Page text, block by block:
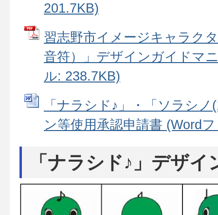
201.7KB)
習志野市イメージキャラク
音符）」デザインガイドマ
ル: 238.7KB)
「ナラシド♪」・「ソラシ
ン等使用承認申請書 (Word
「ナラシド♪」デザイ